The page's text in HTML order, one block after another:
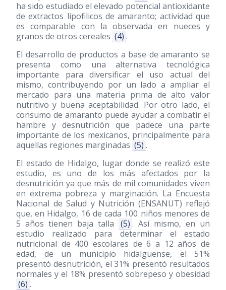
ha sido estudiado el elevado potencial antioxidante
de extractos lipofilicos de amaranto; actividad que
es comparable con la observada en nueces y
granos de otros cereales (4) .
El desarrollo de productos a base de amaranto se
presenta como una alternativa tecnológica
importante para diversificar el uso actual del
mismo, contribuyendo por un lado a ampliar el
mercado para una materia prima de alto valor
nutritivo y buena aceptabilidad. Por otro lado, el
consumo de amaranto puede ayudar a combatir el
hambre y desnutrición que padece una parte
importante de los mexicanos, principalmente para
aquellas regiones marginadas (5) .
El estado de Hidalgo, lugar donde se realizó este
estudio, es uno de los más afectados por la
desnutrición ya que más de mil comunidades viven
en extrema pobreza y marginación. La Encuesta
Nacional de Salud y Nutrición (ENSANUT) reflejó
que, en Hidalgo, 16 de cada 100 niños menores de
5 años tienen baja talla
(5) . Así mismo, en un
estudio realizado para determinar el estado
nutricional de 400 escolares de 6 a 12 años de
edad, de un municipio hidalguense, el 51%
presentó desnutrición, el 31% presentó resultados
normales y el 18% presentó sobrepeso y obesidad
(6) .